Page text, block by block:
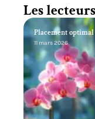
Les
Placement optimal
11 mars 2026